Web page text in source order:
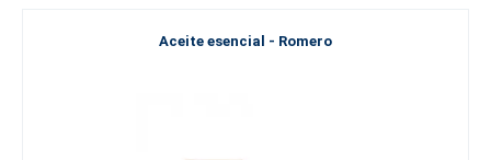
Aceite esencial - Romero